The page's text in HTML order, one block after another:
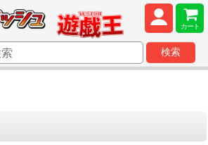
カート
検索